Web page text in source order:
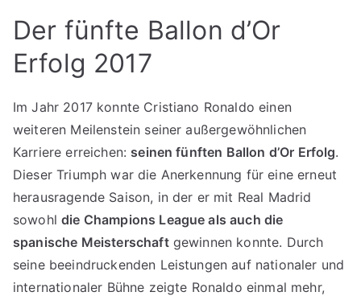
Der fünfte Ballon d’Or
Erfolg 2017
Im Jahr 2017 konnte Cristiano Ronaldo einen
weiteren Meilenstein seiner außergewöhnlichen
Karriere erreichen: seinen fünften Ballon d’Or Erfolg.
Dieser Triumph war die Anerkennung für eine erneut
herausragende Saison, in der er mit Real Madrid
sowohldie Champions League als auch die
spanische Meisterschaftgewinnen konnte. Durch
seine beeindruckenden Leistungen auf nationaler und
internationaler Bühne zeigte Ronaldo einmal mehr,